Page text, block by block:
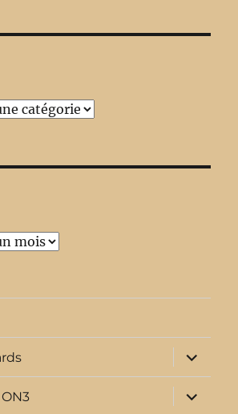
ouvrir
le
sous-
menu
ouvrir
le